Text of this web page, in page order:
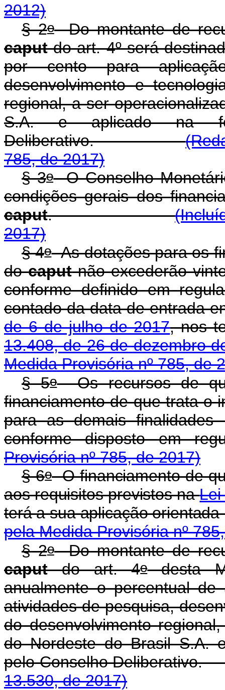
2012)
§ 2oDo montante de
caputdo art. 4º será
por cento para
desenvolvimento e
regional, a ser
S.A. e aplicado na
Deliberativo.
785, de 2017)
§ 3oO Conselho
condições gerais dos
caput.
2017)
§ 4oAs dotações para os
docaputnão excederão
conforme definido em
contado da data de entrada
de 6 de julho de 2017, nos
13.408, de 26 de dezembro
Medida Provisória nº 785, de
§ 5oOs recursos de
financiamento de que trata o
para as demais finalidades
conforme disposto em
Provisória nº 785, de 2017)
§ 6oO financiamento de
aos requisitos previstos naLei
terá a sua aplicação
pela Medida Provisória nº
§ 2oDo montante de
caputdo art. 4odesta
anualmente o percentual
atividades de pesquisa,
do desenvolvimento
do Nordeste do Brasil S.A.
pelo Conselho
13.530, de 2017)